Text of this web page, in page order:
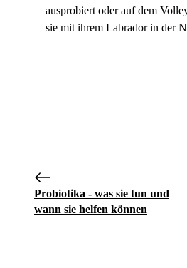
ausprobiert oder auf dem
sie mit ihrem Labrador in der
Probiotika - was sie tun und
wann sie helfen können